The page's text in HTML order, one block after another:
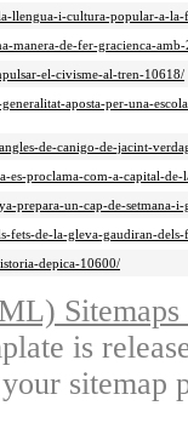
llengua-i-cultura-popular-a-
manera-de-fer-gracienca-
el-civisme-al-tren-10618/
aposta-per-una-
de-canigo-de-jacint-
es-proclama-com-a-capital-de-
prepara-un-cap-de-setmana-
fets-de-la-gleva-gaudiran-
depica-10600/
is
sitemap